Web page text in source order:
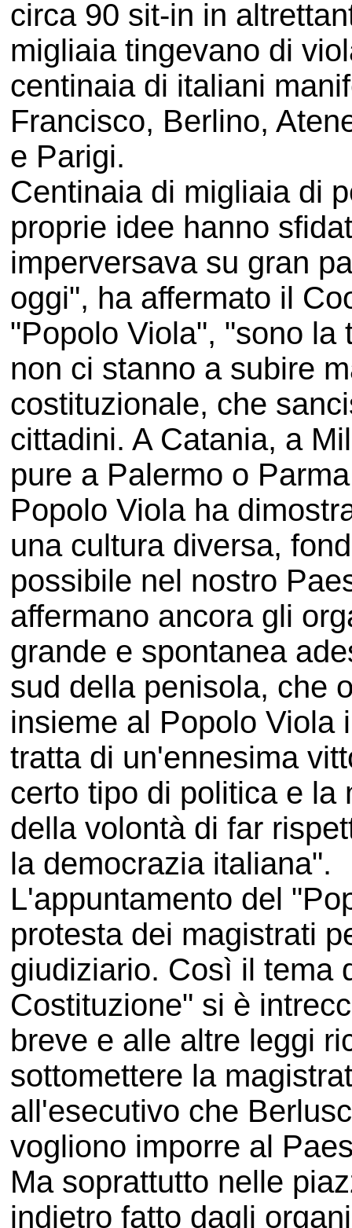
circa 90 sit-in in
migliaia tingevano di
centinaia di italiani
Francisco, Berlino,
e Parigi.
Centinaia di migliaia di
proprie idee hanno
imperversava su gran
oggi", ha affermato il
"Popolo Viola", "sono la
non ci stanno a subire
costituzionale, che
cittadini. A Catania, a
pure a Palermo o
Popolo Viola ha
una cultura diversa,
possibile nel nostro
affermano ancora gli
grande e spontanea
sud della penisola, che
insieme al Popolo Viola
tratta di un'ennesima
certo tipo di politica e la
della volontà di far
la democrazia italiana".
L'appuntamento del
protesta dei magistrati
giudiziario. Così il tema
Costituzione" si è
breve e alle altre leggi
sottomettere la
all'esecutivo che
vogliono imporre al
Ma soprattutto nelle
indietro fatto dagli